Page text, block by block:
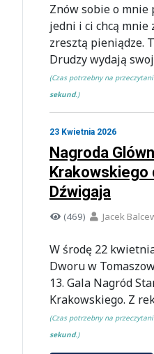
Znów sobie o mnie
jedni i ci chcą mnie
zresztą pieniądze.
Drudzy wydają
(Czas potrzebny na
sekund.)
23 Kwietnia 2026
Nagroda
Krakowskiego
Dźwigaja
(469) Jacek
W środę 22
Dworu w
13. Gala Nagród
Krakowskiego. Z
(Czas potrzebny na
sekund.)